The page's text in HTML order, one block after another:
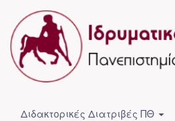
Διδακτορικές Διατριβές ΠΘ